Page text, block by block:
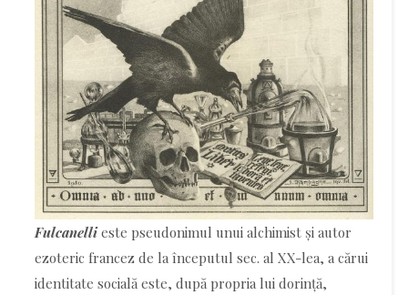
Fulcanellieste pseudonimul unui alchimist și autor
ezoteric francez de la începutul sec. al XX-lea, a cărui
identitate socială este, după propria lui dorință,